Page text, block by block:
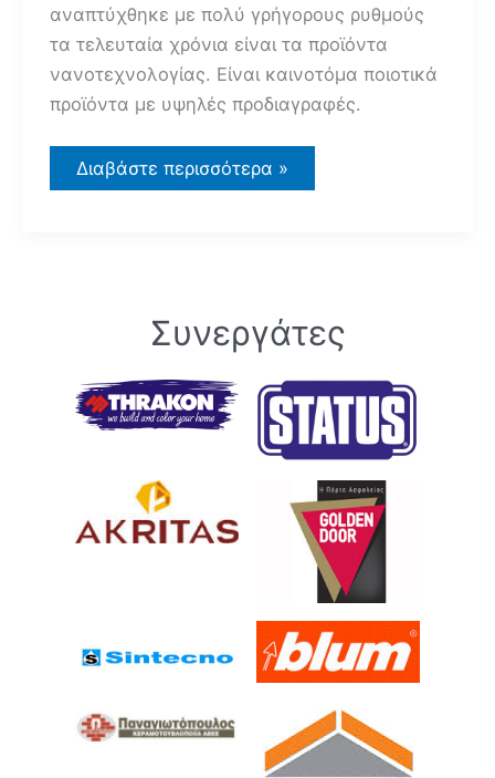
αναπτύχθηκε με πολύ γρήγορους ρυθμούς
τα τελευταία χρόνια είναι τα προϊόντα
νανοτεχνολογίας. Είναι καινοτόμα ποιοτικά
προϊόντα με υψηλές προδιαγραφές.
Η
νανοτεχνολογία
Διαβάστε περισσότερα »
Συνεργάτες